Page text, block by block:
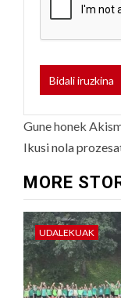
Gune honek
Ikusi nola
MORE
UDALEKUAK